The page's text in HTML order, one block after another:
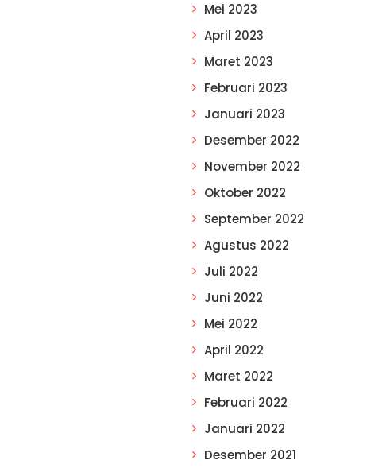
Mei 2023
April 2023
Maret 2023
Februari 2023
Januari 2023
Desember 2022
November 2022
Oktober 2022
September 2022
Agustus 2022
Juli 2022
Juni 2022
Mei 2022
April 2022
Maret 2022
Februari 2022
Januari 2022
Desember 2021